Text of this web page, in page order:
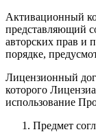
Активационный
представляющий
авторских прав и
порядке,
Лицензионный
которого
использование
Предмет